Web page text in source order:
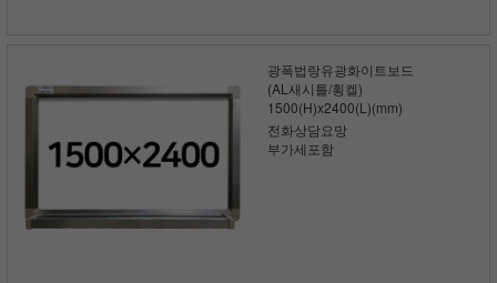
광폭법랑유광화이트보드
(AL새시틀/횡켈)
1500(H)x2400(L)(mm)
전화상담요망
부가세포함